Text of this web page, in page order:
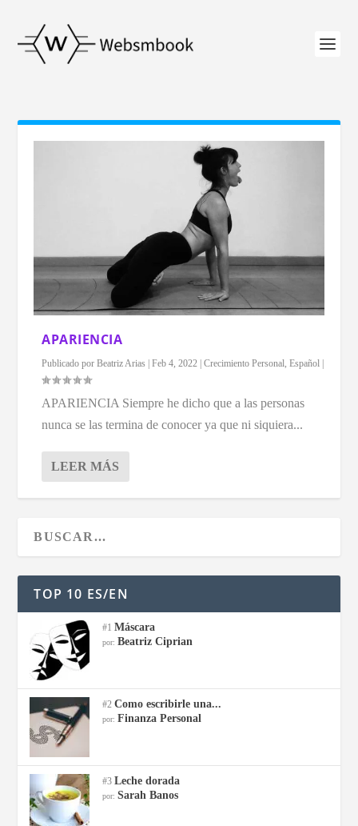
APARIENCIA
Publicado porBeatriz Arias |Feb 4, 2022 |Crecimiento Personal ,Español |
APARIENCIA Siempre he dicho que a las personas
nunca se las termina de conocer ya que ni siquiera...
LEER MÁS
TOP 10 ES/EN
#1Máscara
por: Beatriz Ciprian
#2Como escribirle una...
por: Finanza Personal
#3Leche dorada
por:Sarah Banos